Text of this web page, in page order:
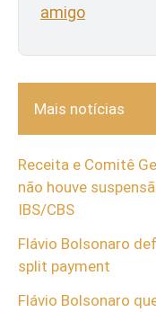
amigo
Mais notícias
Receita e Comitê
não houve
IBS/CBS
Flávio Bolsonaro
split payment
Flávio Bolsonaro